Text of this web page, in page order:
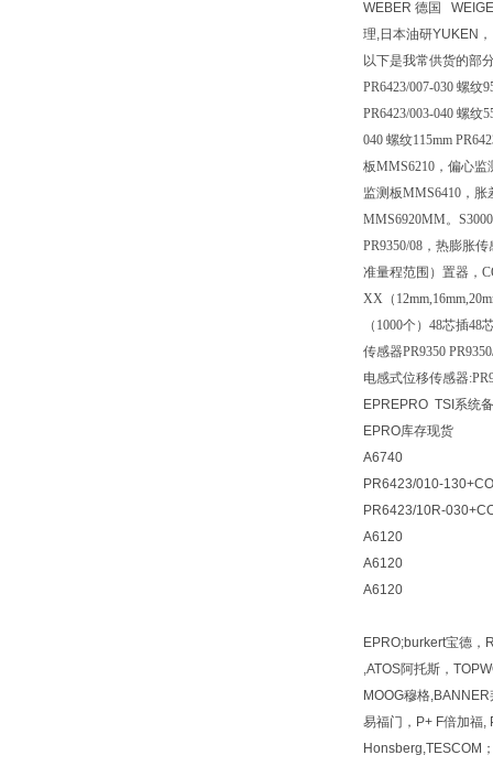
WEBER 德国
理,日本油研YUKEN
以下是我常供货的部
PR6423/007-030 螺纹
PR6423/003-040 螺纹
040 螺纹115mm
板MMS6210，偏心监
监测板MMS6410，
MMS6920MM。
PR9350/08，热膨胀
准量程范围）置器，
XX（
（1000个）48芯插
传感器PR9350
电感式位移传感器
EPREPRO TSI系统
EPRO库存现货
A6740
PR6423/010-
PR6423/10R-
A6120
A6120
A6120
EPRO;burkert宝德，
,ATOS阿托斯，
MOOG穆格
易福门，P+ F倍加福,
Honsberg,TESCOM